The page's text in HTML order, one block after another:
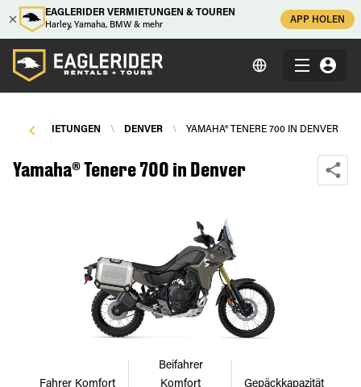
EAGLERIDER VERMIETUNGEN & TOUREN
Harley, Yamaha, BMW & mehr
APP HOLEN
\ DENVER \ YAMAHA® TENERE 700 IN DENVER
Yamaha® Tenere 700 in Denver
Beifahrer